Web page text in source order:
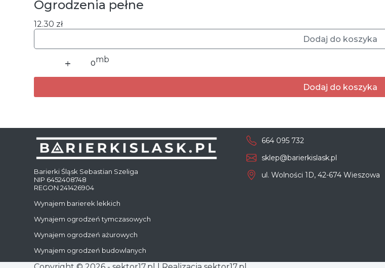
Ogrodzenia pełne
12.30 zł
Dodaj do koszyka
Ogrodzenia
Dodaj do koszyka
Barierki Śląsk Sebastian Szeliga
NIP 6452408748
REGON 241426904
Wynajem barierek lekkich
Wynajem ogrodzeń tymczasowych
Wynajem ogrodzeń ażurowych
Wynajem ogrodzeń budowlanych
664 095 732
sklep@barierkislask.pl
ul. Wolności 1D, 42-674 Wieszowa